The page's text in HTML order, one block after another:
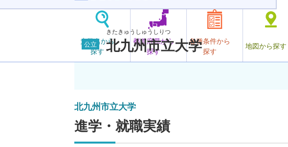
大学名から
探す
都道府県から
探す
各種条件から
探す
地図から探す
公立
きたきゅうしゅうしりつ
北九州市立大学
北九州市立大学
進学・就職実績